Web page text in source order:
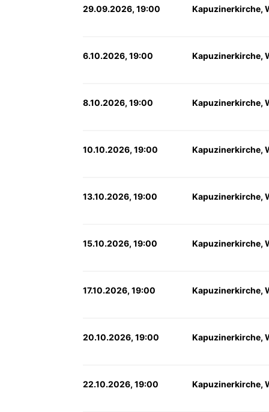
29.09.2026, 19:00 Kapuzinerkirche,
6.10.2026, 19:00 Kapuzinerkirche,
8.10.2026, 19:00 Kapuzinerkirche,
10.10.2026, 19:00 Kapuzinerkirche,
13.10.2026, 19:00 Kapuzinerkirche,
15.10.2026, 19:00 Kapuzinerkirche,
17.10.2026, 19:00 Kapuzinerkirche,
20.10.2026, 19:00 Kapuzinerkirche,
22.10.2026, 19:00 Kapuzinerkirche,